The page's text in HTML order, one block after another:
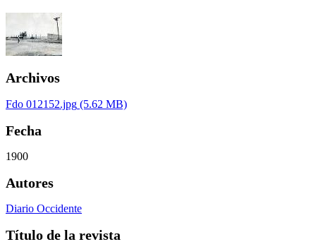
Archivos
Fdo 012152.jpg (5.62 MB)
Fecha
1900
Autores
Diario Occidente
Título de la revista